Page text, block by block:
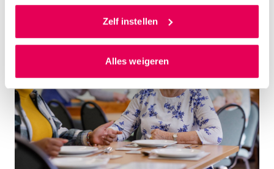
Als je op ‘Alles accepteren’ klikt dan geef je ons
toestemming om cookies voor social media en
gepersonaliseerde advertenties te plaatsen. Lees
cookiestatement. Via ‘Zelf instellen’ kun je ook zelf
instellen welke cookies we plaatsen. Je kunt je
toestemming altijd wijzigen of intrekken via
ons cookiestatement.
Zelf instellen
Alles weigeren